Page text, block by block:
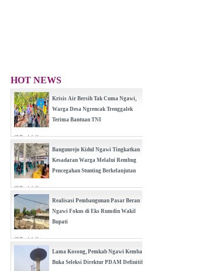
HOT NEWS
Krisis Air Bersih Tak Cuma Ngawi,
Warga Desa Ngrencak Trenggalek
Terima Bantuan TNI
(0 Reply(s))
Bangunrejo Kidul Ngawi Tingkatkan
Kesadaran Warga Melalui Rembug
Pencegahan Stunting Berkelanjutan
(0 Reply(s))
Realisasi Pembangunan Pasar Beran
Ngawi Fokus di Eks Rumdin Wakil
Bupati
(0 Reply(s))
Lama Kosong, Pemkab Ngawi Kembali
Buka Seleksi Direktur PDAM Definitif